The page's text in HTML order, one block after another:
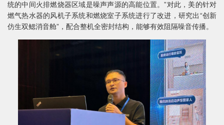
统的中间火排燃烧器区域是噪声声源的高能位置。”对此，美的针对
燃气热水器的风机子系统和燃烧室子系统进行了改进，研究出“创新
仿生双鳃消音舱”，配合整机全密封结构，能够有效阻隔噪音传播。